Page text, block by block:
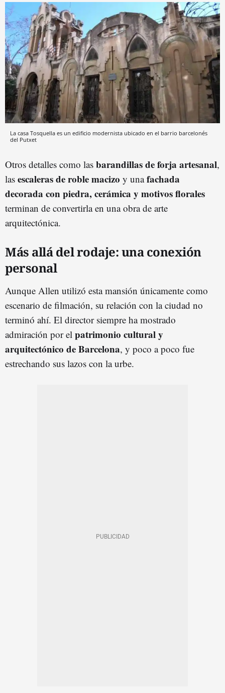
La casa Tosquella es un edificio modernista ubicado en el barrio barcelonés
del Putxet
Otros detalles como las barandillas de forja artesanal,
las escaleras de roble macizo y unafachada
decorada con piedra, cerámica y motivos florales
terminan de convertirla en una obra de arte
arquitectónica.
Más allá del rodaje: una conexión
personal
Aunque Allen utilizó esta mansión únicamente como
escenario de filmación, su relación con la ciudad no
terminó ahí. El director siempre ha mostrado
admiración por el patrimonio cultural y
arquitectónico de Barcelona, y poco a poco fue
estrechando sus lazos con la urbe.